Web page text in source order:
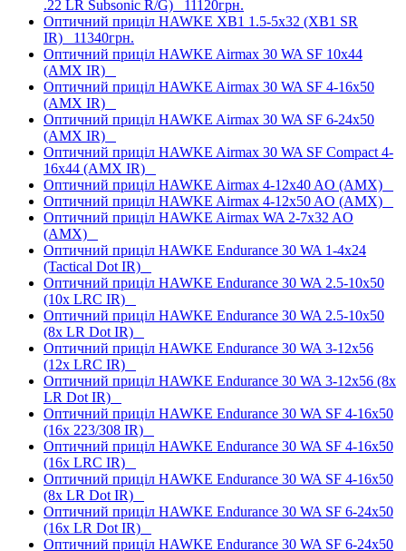
.22 LR Subsonic R/G) 11120грн.
Оптичний приціл HAWKE XB1 1.5-5x32 (XB1 SR
IR) 11340грн.
Оптичний приціл HAWKE Airmax 30 WA SF 10x44
(AMX IR)
Оптичний приціл HAWKE Airmax 30 WA SF 4-16x50
(AMX IR)
Оптичний приціл HAWKE Airmax 30 WA SF 6-24x50
(AMX IR)
Оптичний приціл HAWKE Airmax 30 WA SF Compact 4-
16x44 (AMX IR)
Оптичний приціл HAWKE Airmax 4-12x40 AO (AMX)
Оптичний приціл HAWKE Airmax 4-12x50 AO (AMX)
Оптичний приціл HAWKE Airmax WA 2-7x32 AO
(AMX)
Оптичний приціл HAWKE Endurance 30 WA 1-4x24
(Tactical Dot IR)
Оптичний приціл HAWKE Endurance 30 WA 2.5-10x50
(10x LRC IR)
Оптичний приціл HAWKE Endurance 30 WA 2.5-10x50
(8x LR Dot IR)
Оптичний приціл HAWKE Endurance 30 WA 3-12x56
(12x LRC IR)
Оптичний приціл HAWKE Endurance 30 WA 3-12x56 (8x
LR Dot IR)
Оптичний приціл HAWKE Endurance 30 WA SF 4-16x50
(16x 223/308 IR)
Оптичний приціл HAWKE Endurance 30 WA SF 4-16x50
(16x LRC IR)
Оптичний приціл HAWKE Endurance 30 WA SF 4-16x50
(8x LR Dot IR)
Оптичний приціл HAWKE Endurance 30 WA SF 6-24x50
(16x LR Dot IR)
Оптичний приціл HAWKE Endurance 30 WA SF 6-24x50